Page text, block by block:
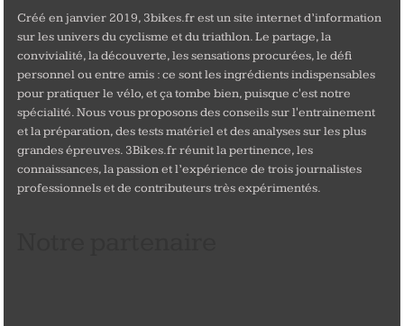
Créé en janvier 2019, 3bikes.fr est un site internet d’information
sur les univers du cyclisme et du triathlon. Le partage, la
convivialité, la découverte, les sensations procurées, le défi
personnel ou entre amis : ce sont les ingrédients indispensables
pour pratiquer le vélo, et ça tombe bien, puisque c'est notre
spécialité. Nous vous proposons des conseils sur l'entrainement
et la préparation, des tests matériel et des analyses sur les plus
grandes épreuves. 3Bikes.fr réunit la pertinence, les
connaissances, la passion et l’expérience de trois journalistes
professionnels et de contributeurs très expérimentés.